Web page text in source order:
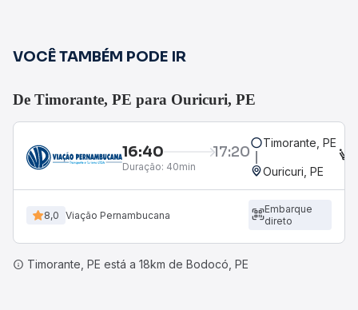
VOCÊ TAMBÉM PODE IR
De Timorante, PE para Ouricuri, PE
16:40 17:20
Duração: 40min
Timorante, PE
Ouricuri, PE
8,0 Viação Pernambucana
Embarque
direto
Timorante, PE está a 18km de Bodocó, PE